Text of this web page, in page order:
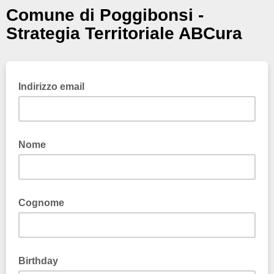
Comune di Poggibonsi -
Strategia Territoriale ABCura
Indirizzo email
Nome
Cognome
Birthday